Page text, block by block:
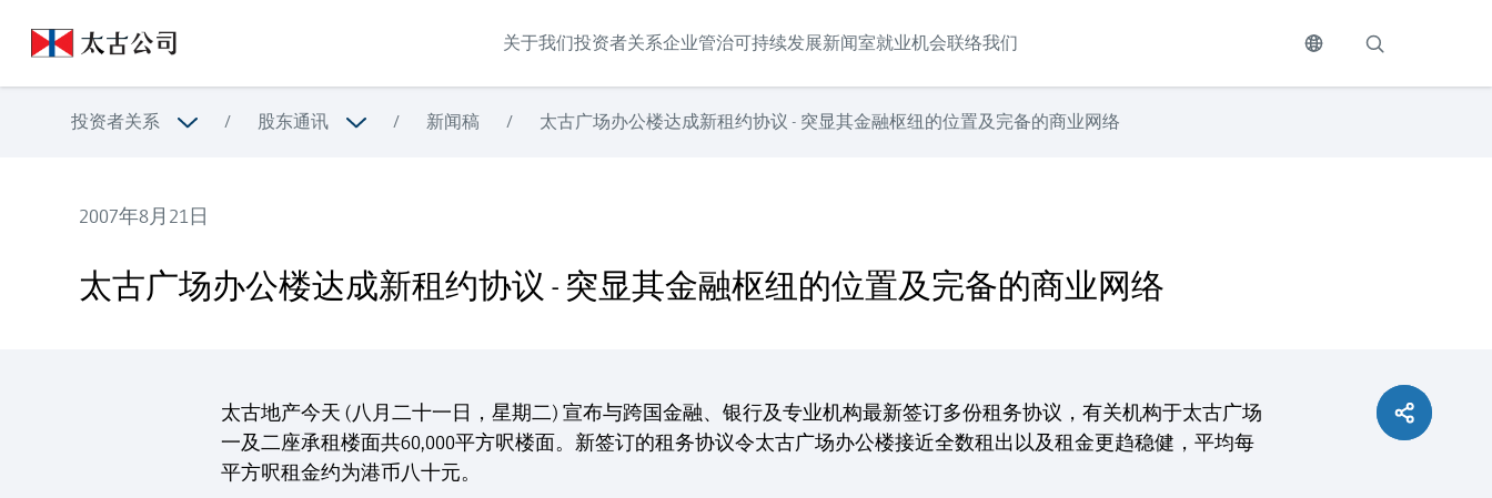
关于我们投资者关系企业管治可持续发展新闻室就业机会联络我们
投资者关系 / 股东通讯 / 新闻稿 / 太古广场办公楼达成新租约协议 - 突显其金融枢纽的位置及完备的商业网络
2007年8月21日
太古广场办公楼达成新租约协议 - 突显其金融枢纽的位置及完备的商业网络
太古地产今天 (八月二十一日，星期二) 宣布与跨国金融、银行及专业机构最新签订多份租务协议，有关机构于太古广场
一及二座承租楼面共60,000平方呎楼面。新签订的租务协议令太古广场办公楼接近全数租出以及租金更趋稳健，平均每
平方呎租金约为港币八十元。